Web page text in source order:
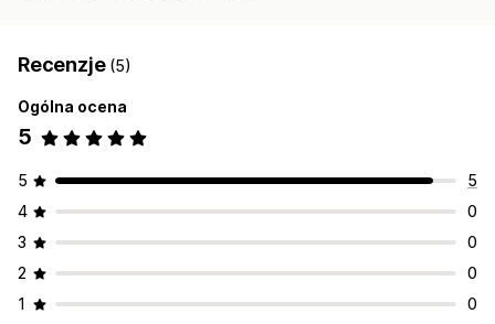
Recenzje (5)
Ogólna ocena
5
5
5
4
0
3
0
2
0
1
0